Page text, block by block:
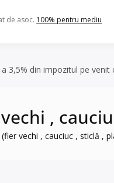
de asoc. 100% pentru mediu
3,5% din impozitul pe venit
,
vechi , cauciuc , sticlă ,